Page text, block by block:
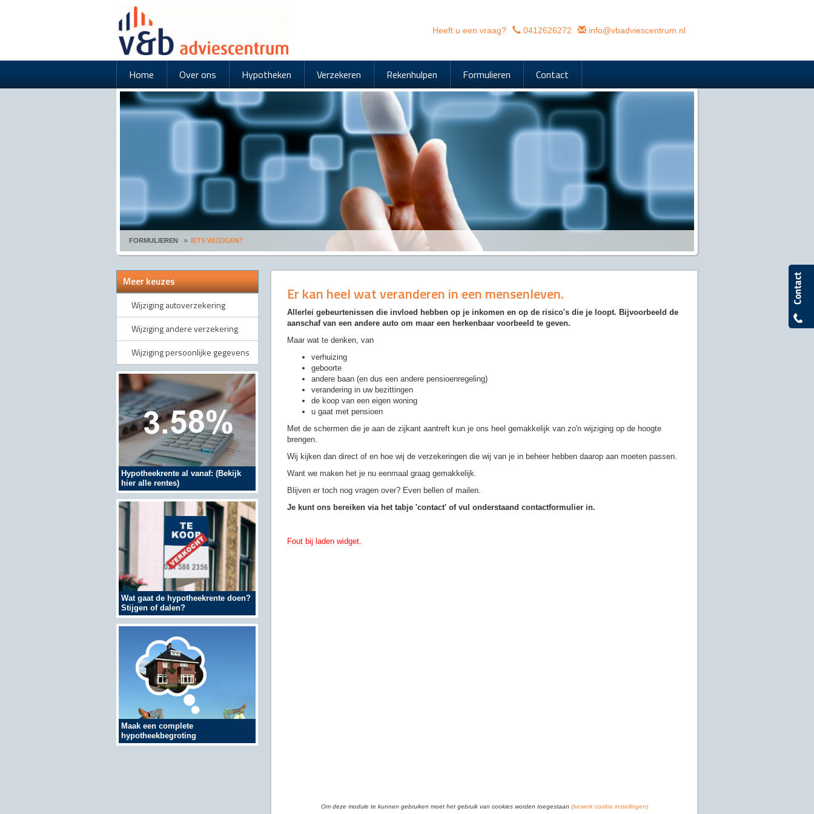
Heeft u een vraag? 0412626272 info@vbadviescentrum.nl
FORMULIEREN IETS WIJZIGEN?
Home Over ons Hypotheken Verzekeren Rekenhulpen Formulieren Contact
Meer keuzes
Wijziging autoverzekering
Wijziging andere verzekering
Wijziging persoonlijke gegevens
Hypotheekrente al vanaf: (Bekijk
hier alle rentes)
Wat gaat de hypotheekrente doen?
Stijgen of dalen?
Maak een complete
hypotheekbegroting
Er kan heel wat veranderen in een mensenleven.
Allerlei gebeurtenissen die invloed hebben op je inkomen en op de risico's die je loopt. Bijvoorbeeld de
aanschaf van een andere auto om maar een herkenbaar voorbeeld te geven.
Maar wat te denken, van
verhuizing
geboorte
andere baan (en dus een andere pensioenregeling)
verandering in uw bezittingen
de koop van een eigen woning
u gaat met pensioen
Met de schermen die je aan de zijkant aantreft kun je ons heel gemakkelijk van zo'n wijziging op de hoogte
brengen.
Wij kijken dan direct of en hoe wij de verzekeringen die wij van je in beheer hebben daarop aan moeten passen.
Want we maken het je nu eenmaal graag gemakkelijk.
Blijven er toch nog vragen over? Even bellen of mailen.
Je kunt ons bereiken via het tabje 'contact' of vul onderstaand contactformulier in.
Fout bij laden widget.
Om deze module te kunnen gebruiken moet het gebruik van cookies worden toegestaan (bewerk cookie instellingen)